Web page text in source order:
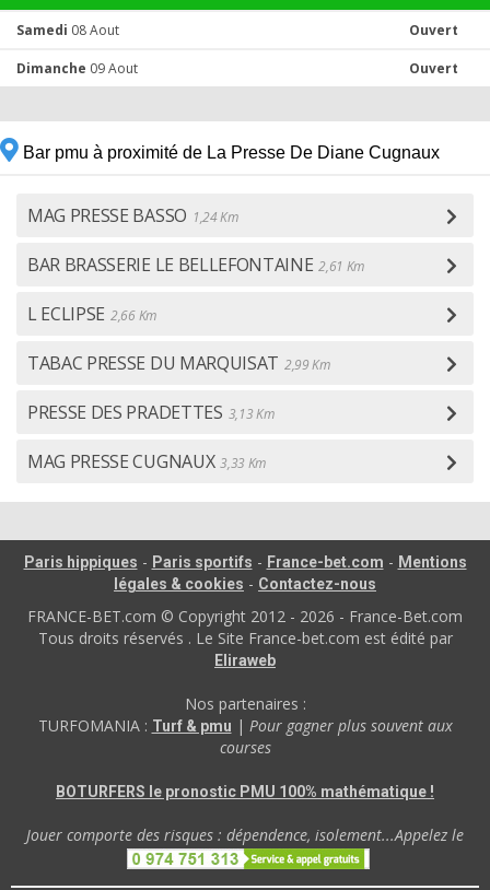
Samedi 08 Aout Ouvert
Dimanche 09 Aout Ouvert
Bar pmu à proximité de La Presse De Diane Cugnaux
MAG PRESSE BASSO 1,24 Km
BAR BRASSERIE LE BELLEFONTAINE 2,61 Km
L ECLIPSE 2,66 Km
TABAC PRESSE DU MARQUISAT 2,99 Km
PRESSE DES PRADETTES 3,13 Km
MAG PRESSE CUGNAUX 3,33 Km
Paris hippiques - Paris sportifs - France-bet.com - Mentions
légales & cookies - Contactez-nous
FRANCE-BET.com © Copyright 2012 - 2026 - France-Bet.com
Tous droits réservés . Le Site France-bet.com est édité par
Eliraweb
Nos partenaires :
TURFOMANIA : Turf & pmu | Pour gagner plus souvent aux
courses
BOTURFERS le pronostic PMU 100% mathématique !
Jouer comporte des risques : dépendence, isolement...Appelez le